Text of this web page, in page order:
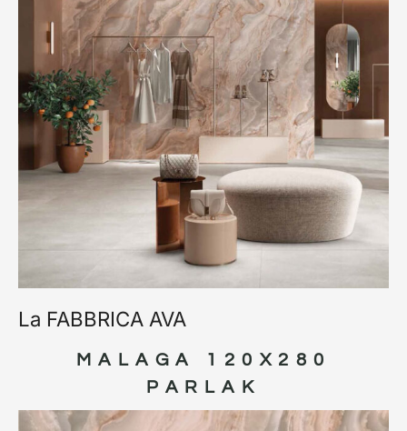
La FABBRICA AVA
MALAGA 120X280
PARLAK